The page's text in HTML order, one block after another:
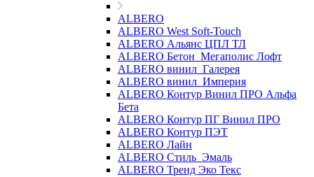
ALBERO
ALBERO West Soft-Touch
ALBERO Альянс ЦПЛ ТЛ
ALBERO Бетон_Мегаполис Лофт
ALBERO винил_Галерея
ALBERO винил_Империя
ALBERO Контур Винил ПРО Альфа
Бета
ALBERO Контур ПГ Винил ПРО
ALBERO Контур ПЭТ
ALBERO Лайн
ALBERO Стиль_Эмаль
ALBERO Тренд Эко Текс